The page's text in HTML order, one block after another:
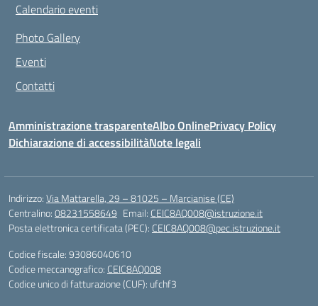
Calendario eventi
Photo Gallery
Eventi
Contatti
Amministrazione trasparenteAlbo OnlinePrivacy Policy
Dichiarazione di accessibilitàNote legali
Indirizzo:Via Mattarella, 29 – 81025 – Marcianise (CE)
Centralino:08231558649 Email: CEIC8AQ008@istruzione.it
Posta elettronica certificata (PEC): CEIC8AQ008@pec.istruzione.it
Codice fiscale: 93086040610
Codice meccanografico: CEIC8AQ008
Codice unico di fatturazione (CUF): ufchf3